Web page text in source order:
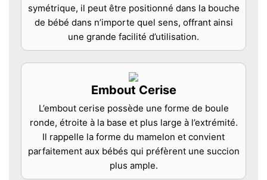
symétrique, il peut être positionné dans la bouche
de bébé dans n’importe quel sens, offrant ainsi
une grande facilité d’utilisation.
Embout Cerise
L’embout cerise possède une forme de boule
ronde, étroite à la base et plus large à l’extrémité.
Il rappelle la forme du mamelon et convient
parfaitement aux bébés qui préfèrent une succion
plus ample.